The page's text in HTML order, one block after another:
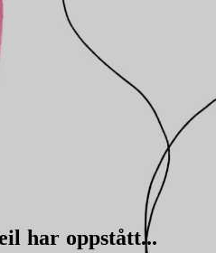
har oppstått...